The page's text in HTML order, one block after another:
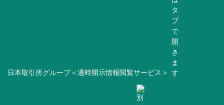
日本取引所グループ＜適時開示情報閲覧サービス＞